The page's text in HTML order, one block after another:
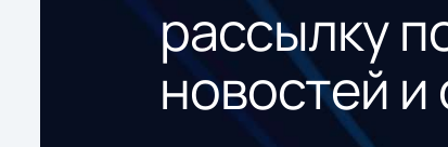
рассылку
новостей